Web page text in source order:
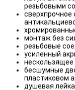
резьбовыми
сверхпрочное
монтаж без
резьбовые
усиленный
бесшумные
пластиковом
душевая